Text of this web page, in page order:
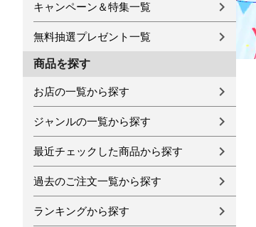
キャンペーン＆特集一覧
無料抽選プレゼント一覧
商品を探す
お店の一覧から探す
ジャンルの一覧から探す
最近チェックした商品から探す
過去のご注文一覧から探す
ランキングから探す